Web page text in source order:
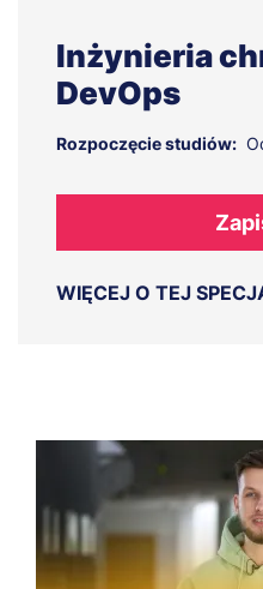
Inżynieria
DevOps
Rozpoczęcie studiów:
WIĘCEJ O TEJ